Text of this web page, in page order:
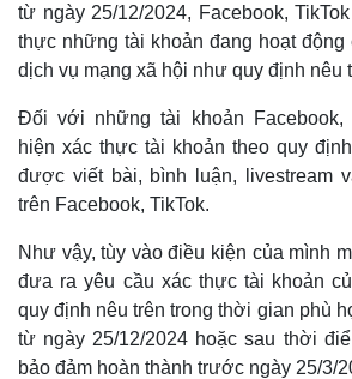
từ ngày 25/12/2024, Facebook,
thực những tài khoản đang hoạt
dịch vụ mạng xã hội như quy định nêu
Đối với những tài khoản Facebook,
hiện xác thực tài khoản theo quy
được viết bài, bình luận, livestream
trên Facebook, TikTok.
Như vậy, tùy vào điều kiện của mình
đưa ra yêu cầu xác thực tài khoản
quy định nêu trên trong thời gian phù
từ ngày 25/12/2024 hoặc sau thời
bảo đảm hoàn thành trước ngày 25/3/